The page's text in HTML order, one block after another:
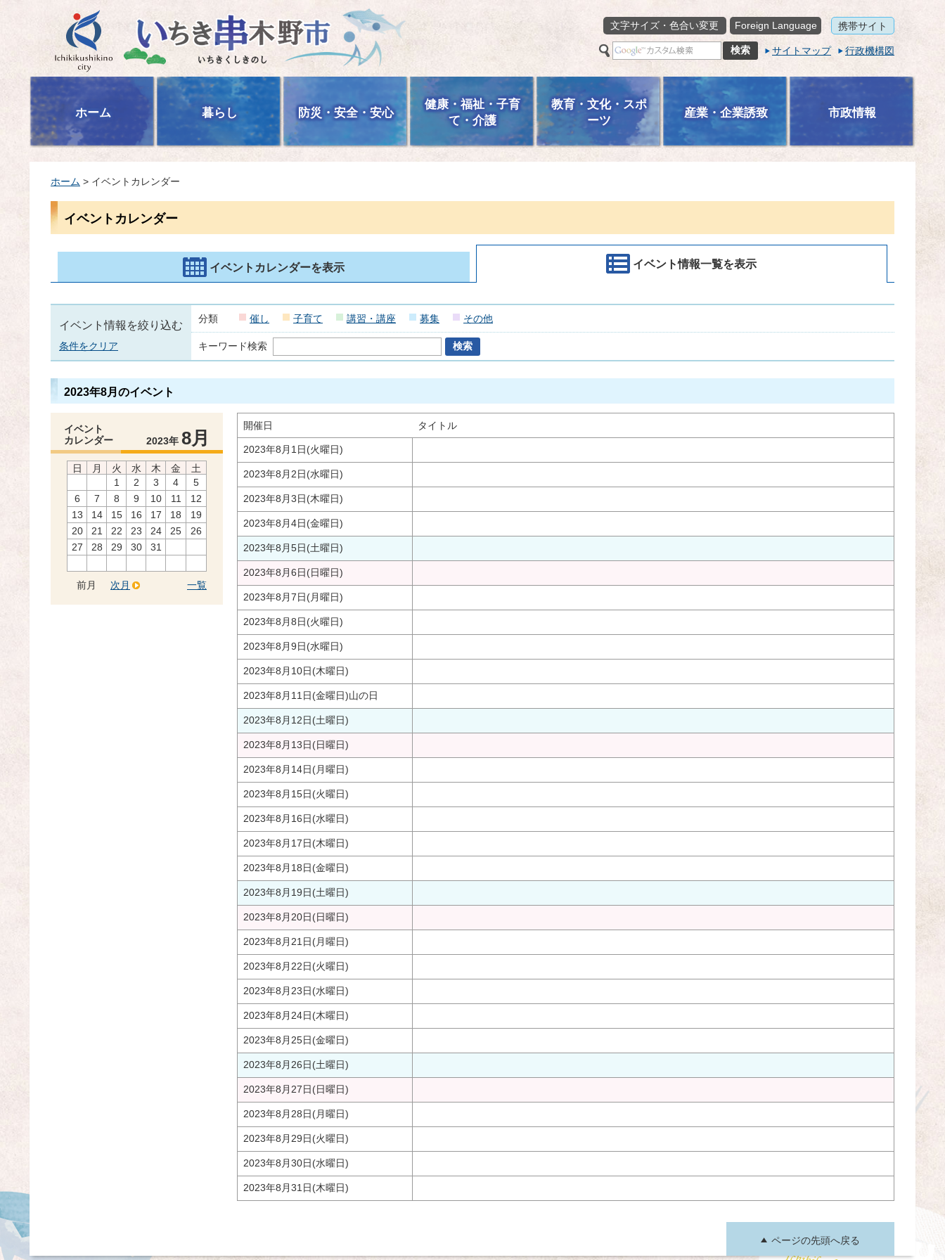
いちき串木野市
文字サイズ・色合い変更
Foreign Language 携帯サイト
サイトマップ 行政機構図
ホーム 暮らし 防災・安全・安心
健康・福祉・子育
て・介護
教育・文化・スポ
ーツ
産業・企業誘致 市政情報
ホーム > イベントカレンダー
イベントカレンダー
イベントカレンダーを表示 イベント情報一覧を表示
イベント情報を絞り込む
条件をクリア
分類 催し 子育て 講習・講座 募集 その他
キーワード検索
2023年8月のイベント
イベント
カレンダー
2023年 8月
日 月 火 水 木 金
土
1
2 3 4
5
6
7 8 9 10 11
12
13
14 15 16 17 18
19
20
21 22 23 24 25
26
27
28 29 30 31
前月 一覧
次月
開催日 タイトル
2023年8月1日(火曜日)
2023年8月2日(水曜日)
2023年8月3日(木曜日)
2023年8月4日(金曜日)
2023年8月5日(土曜日)
2023年8月6日(日曜日)
2023年8月7日(月曜日)
2023年8月8日(火曜日)
2023年8月9日(水曜日)
2023年8月10日(木曜日)
2023年8月11日(金曜日)山の日
2023年8月12日(土曜日)
2023年8月13日(日曜日)
2023年8月14日(月曜日)
2023年8月15日(火曜日)
2023年8月16日(水曜日)
2023年8月17日(木曜日)
2023年8月18日(金曜日)
2023年8月19日(土曜日)
2023年8月20日(日曜日)
2023年8月21日(月曜日)
2023年8月22日(火曜日)
2023年8月23日(水曜日)
2023年8月24日(木曜日)
2023年8月25日(金曜日)
2023年8月26日(土曜日)
2023年8月27日(日曜日)
2023年8月28日(月曜日)
2023年8月29日(火曜日)
2023年8月30日(水曜日)
2023年8月31日(木曜日)
ページの先頭へ戻る